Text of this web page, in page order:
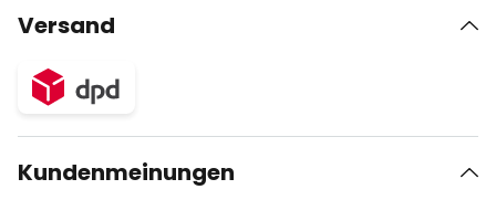
Versand
Kundenmeinungen